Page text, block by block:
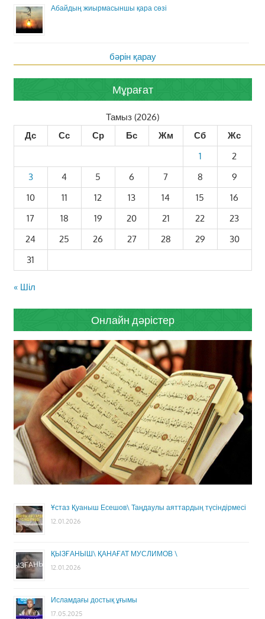
Абайдың жиырмасыншы қара сөзі
бәрін қарау
Мұрағат
Тамыз (2026)
Дс
Сс Ср Бс Жм Сб
Жс
1
2
3
4 5 6 7 8
9
10
11 12 13 14 15
16
17
18 19 20 21 22
23
24
25 26 27 28 29
30
31
« Шіл
Онлайн дәрістер
Ұстаз Қуаныш Есешов\ Таңдаулы аяттардың түсіндірмесі
12.01.2026
ҚЫЗҒАНЫШ\ ҚАНАҒАТ МУСЛИМОВ \
12.01.2026
Исламдағы достық ұғымы
17.05.2025